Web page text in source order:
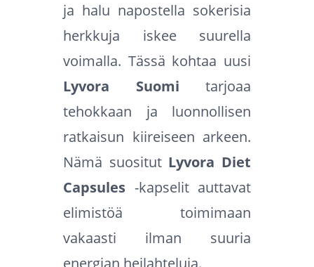
ja halu napostella sokerisia
herkkuja iskee suurella
voimalla. Tässä kohtaa uusi
Lyvora Suomi tarjoaa
tehokkaan ja luonnollisen
ratkaisun kiireiseen arkeen.
Nämä suositut Lyvora Diet
Capsules -kapselit auttavat
elimistöä toimimaan
vakaasti ilman suuria